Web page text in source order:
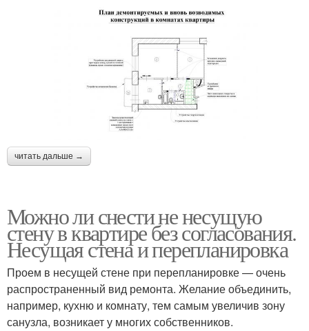
читать дальше →
Можно ли снести не несущую
стену в квартире без согласования.
Несущая стена и перепланировка
Проем в несущей стене при перепланировке — очень
распространенный вид ремонта. Желание объединить,
например, кухню и комнату, тем самым увеличив зону
санузла, возникает у многих собственников.